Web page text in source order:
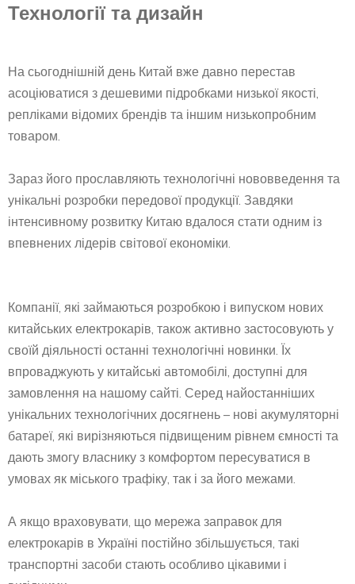
Технології та дизайн
На сьогоднішній день Китай вже давно перестав
асоціюватися з дешевими підробками низької якості,
репліками відомих брендів та іншим низькопробним
товаром.
Зараз його прославляють технологічні нововведення та
унікальні розробки передової продукції. Завдяки
інтенсивному розвитку Китаю вдалося стати одним із
впевнених лідерів світової економіки.
Компанії, які займаються розробкою і випуском нових
китайських електрокарів, також активно застосовують у
своїй діяльності останні технологічні новинки. Їх
впроваджують у китайські автомобілі, доступні для
замовлення на нашому сайті. Серед найостанніших
унікальних технологічних досягнень – нові акумуляторні
батареї, які вирізняються підвищеним рівнем ємності та
дають змогу власнику з комфортом пересуватися в
умовах як міського трафіку, так і за його межами.
А якщо враховувати, що мережа заправок для
електрокарів в Україні постійно збільшується, такі
транспортні засоби стають особливо цікавими і